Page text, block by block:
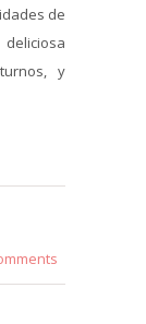
de
y